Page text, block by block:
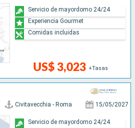
US$ 3,023 +Tasas
Servicio de mayordomo 24/24
Experiencia Gourmet
Comidas incluidas
Civitavecchia - Roma 15/05/2027
Servicio de mayordomo 24/24